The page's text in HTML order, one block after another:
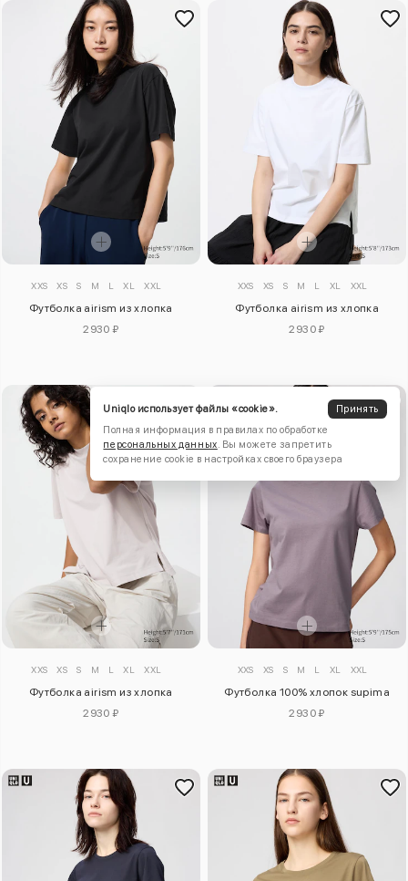
XXS XS S M L XL XXL
Футболка airism из хлопка
2930 ₽
XXS XS S M L XL XXL
Футболка airism из хлопка
2930 ₽
XXS XS S M L XL XXL
Футболка airism из хлопка
2930 ₽
XXS XS S M L XL XXL
Футболка 100% хлопок supima
2930 ₽
Uniqlo использует файлы «cookie».
Принять
Полная информация в правилах по обработке
персональных данных. Вы можете запретить
сохранение cookie в настройках своего браузера